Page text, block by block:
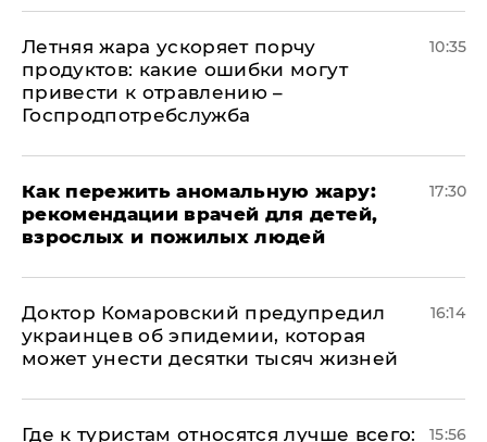
Летняя жара ускоряет порчу
продуктов: какие ошибки могут
привести к отравлению –
Госпродпотребслужба
10:35
Как пережить аномальную жару:
рекомендации врачей для детей,
взрослых и пожилых людей
17:30
Доктор Комаровский предупредил
украинцев об эпидемии, которая
может унести десятки тысяч жизней
16:14
Где к туристам относятся лучше всего: 15:56